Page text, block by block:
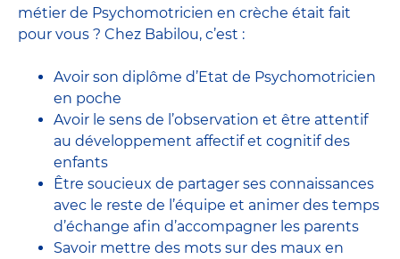
métier de Psychomotricien en crèche était fait
pour vous ? Chez Babilou, c’est :
Avoir son diplôme d’Etat de Psychomotricien
en poche
Avoir le sens de l’observation et être attentif
au développement affectif et cognitif des
enfants
Être soucieux de partager ses connaissances
avec le reste de l’équipe et animer des temps
d’échange afin d’accompagner les parents
Savoir mettre des mots sur des maux en